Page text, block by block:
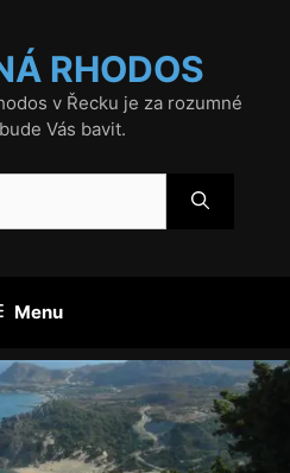
RHODOS
v Řecku je za rozumné
Vás bavit.
Menu